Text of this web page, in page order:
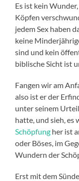
Es ist kein
Köpfen
jedem Sex haben
keine
sind und kein
biblische Sicht ist
Fangen wir am
also ist er der
unter seinem
hatte, und sieh, es
Schöpfung her ist
oder Böses, im
Wundern der
Erst mit dem